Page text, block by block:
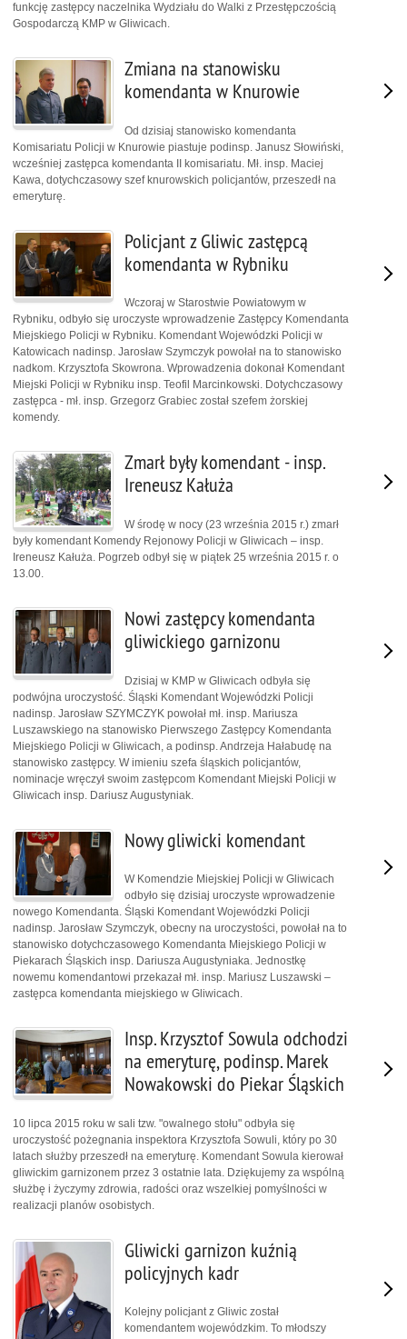
funkcję zastępcy naczelnika Wydziału do Walki z Przestępczością
Gospodarczą KMP w Gliwicach.
Zmiana na stanowisku
komendanta w Knurowie
Od dzisiaj stanowisko komendanta
Komisariatu Policji w Knurowie piastuje podinsp. Janusz Słowiński,
wcześniej zastępca komendanta II komisariatu. Mł. insp. Maciej
Kawa, dotychczasowy szef knurowskich policjantów, przeszedł na
emeryturę.
Policjant z Gliwic zastępcą
komendanta w Rybniku
Wczoraj w Starostwie Powiatowym w
Rybniku, odbyło się uroczyste wprowadzenie Zastępcy Komendanta
Miejskiego Policji w Rybniku. Komendant Wojewódzki Policji w
Katowicach nadinsp. Jarosław Szymczyk powołał na to stanowisko
nadkom. Krzysztofa Skowrona. Wprowadzenia dokonał Komendant
Miejski Policji w Rybniku insp. Teofil Marcinkowski. Dotychczasowy
zastępca - mł. insp. Grzegorz Grabiec został szefem żorskiej
komendy.
Zmarł były komendant - insp.
Ireneusz Kałuża
W środę w nocy (23 września 2015 r.) zmarł
były komendant Komendy Rejonowy Policji w Gliwicach – insp.
Ireneusz Kałuża. Pogrzeb odbył się w piątek 25 września 2015 r. o
13.00.
Nowi zastępcy komendanta
gliwickiego garnizonu
Dzisiaj w KMP w Gliwicach odbyła się
podwójna uroczystość. Śląski Komendant Wojewódzki Policji
nadinsp. Jarosław SZYMCZYK powołał mł. insp. Mariusza
Luszawskiego na stanowisko Pierwszego Zastępcy Komendanta
Miejskiego Policji w Gliwicach, a podinsp. Andrzeja Hałabudę na
stanowisko zastępcy. W imieniu szefa śląskich policjantów,
nominacje wręczył swoim zastępcom Komendant Miejski Policji w
Gliwicach insp. Dariusz Augustyniak.
Nowy gliwicki komendant
W Komendzie Miejskiej Policji w Gliwicach
odbyło się dzisiaj uroczyste wprowadzenie
nowego Komendanta. Śląski Komendant Wojewódzki Policji
nadinsp. Jarosław Szymczyk, obecny na uroczystości, powołał na to
stanowisko dotychczasowego Komendanta Miejskiego Policji w
Piekarach Śląskich insp. Dariusza Augustyniaka. Jednostkę
nowemu komendantowi przekazał mł. insp. Mariusz Luszawski –
zastępca komendanta miejskiego w Gliwicach.
Insp. Krzysztof Sowula odchodzi
na emeryturę, podinsp. Marek
Nowakowski do Piekar Śląskich
10 lipca 2015 roku w sali tzw. "owalnego stołu" odbyła się
uroczystość pożegnania inspektora Krzysztofa Sowuli, który po 30
latach służby przeszedł na emeryturę. Komendant Sowula kierował
gliwickim garnizonem przez 3 ostatnie lata. Dziękujemy za wspólną
służbę i życzymy zdrowia, radości oraz wszelkiej pomyślności w
realizacji planów osobistych.
Gliwicki garnizon kuźnią
policyjnych kadr
Kolejny policjant z Gliwic został
komendantem wojewódzkim. To młodszy